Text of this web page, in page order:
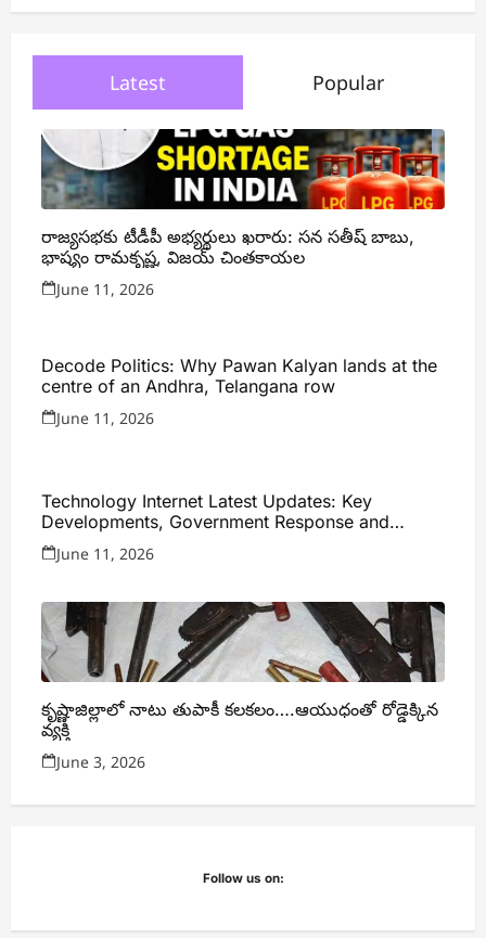
Latest Popular
రాజ్యసభకు టీడీపీ అభ్యర్థులు ఖరారు: సన సతీష్ బాబు,
భాష్యం రామకృష్ణ, విజయ్ చింతకాయల
June 11, 2026
Decode Politics: Why Pawan Kalyan lands at the
centre of an Andhra, Telangana row
June 11, 2026
Technology Internet Latest Updates: Key
Developments, Government Response and
Expert Analysis
June 11, 2026
కృష్ణాజిల్లాలో నాటు తుపాకీ కలకలం….ఆయుధంతో రోడ్డెక్కిన
వ్యక్తి
June 3, 2026
Follow us on: